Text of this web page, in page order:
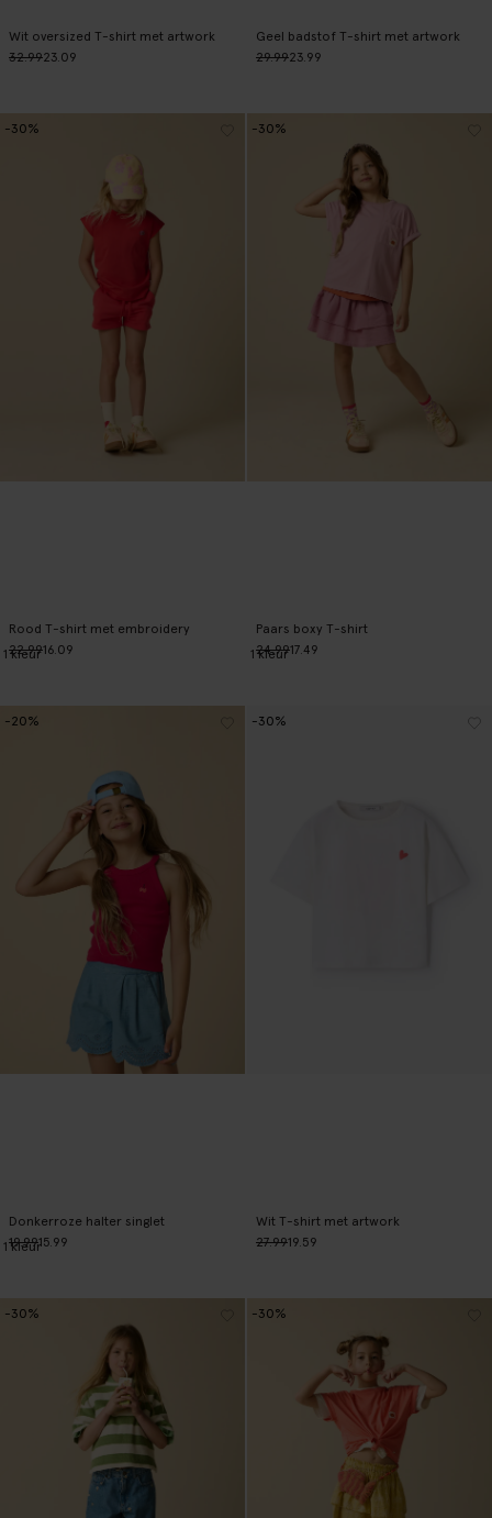
Wit oversized T-shirt met artwork
32.9923.09
Geel badstof T-shirt met artwork
29.9923.99
Rood T-shirt met embroidery
22.9916.09
-30%
1kleur
Paars boxy T-shirt
24.9917.49
-30%
1kleur
Donkerroze halter singlet
19.9915.99
-20%
1kleur
Wit T-shirt met artwork
27.9919.59
-30%
-30% -30%